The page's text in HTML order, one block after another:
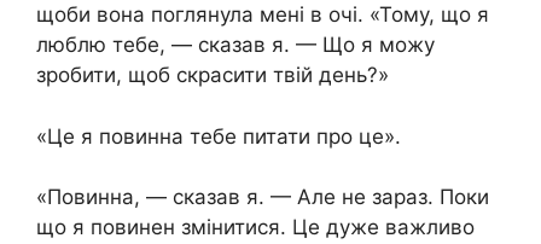
щоби вона поглянула мені в очі. «Тому, що я
люблю тебе, — сказав я. — Що я можу
зробити, щоб скрасити твій день?»
«Це я повинна тебе питати про це».
«Повинна, — сказав я. — Але не зараз. Поки
що я повинен змінитися. Це дуже важливо